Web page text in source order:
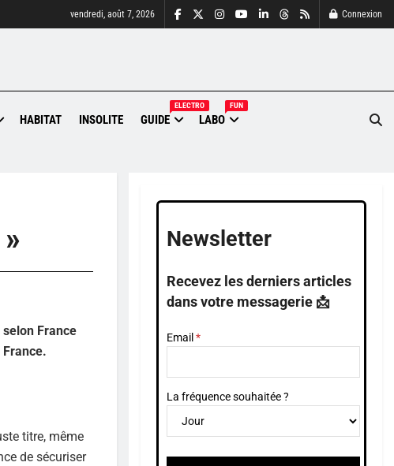
vendredi, août 7, 2026 Connexion
HABITAT INSOLITE GUIDE
ELECTRO
LABO
FUN
selon France
titre, même
de sécuriser
Newsletter
Recevez les derniers articles
dans votre messagerie 📩
Email
La fréquence souhaitée ?